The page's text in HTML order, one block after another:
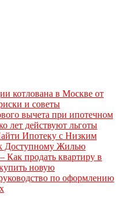
котлована в Москве от
и советы
вычета при ипотечном
лет действуют льготы
Ипотеку с Низким
Доступному Жилью
Как продать квартиру в
новую
по оформлению